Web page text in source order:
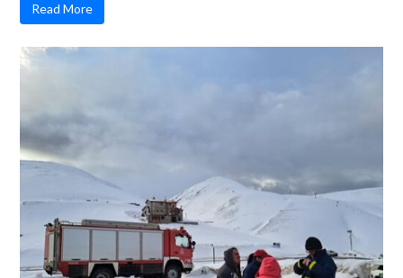
Read More